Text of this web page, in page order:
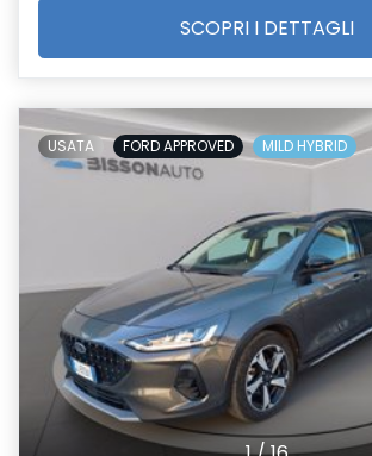
SCOPRI I DETTAGLI
USATA FORD APPROVED MILD HYBRID